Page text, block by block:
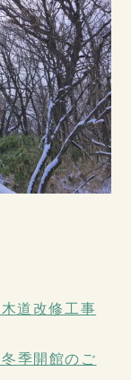
道改修工事
季開館のご